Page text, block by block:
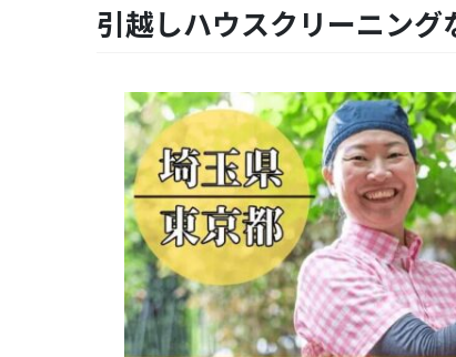
引越しハウスクリーニン